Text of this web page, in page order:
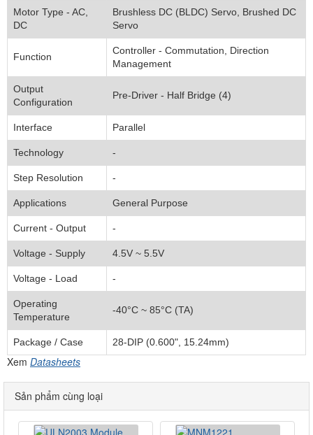
Motor Type - AC,
DC
Brushless DC (BLDC) Servo, Brushed DC
Servo
Function
Controller - Commutation, Direction
Management
Output
Configuration
Pre-Driver - Half Bridge (4)
Interface Parallel
Technology -
Step Resolution -
Applications General Purpose
Current - Output -
Voltage - Supply 4.5V ~ 5.5V
Voltage - Load -
Operating
Temperature
-40°C ~ 85°C (TA)
Package / Case 28-DIP (0.600", 15.24mm)
Xem Datasheets
Sản phẩm cùng loại